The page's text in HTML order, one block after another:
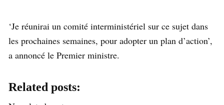
‘Je réunirai un comité interministériel sur ce sujet dans
les prochaines semaines, pour adopter un plan d’action’,
a annoncé le Premier ministre.
Related posts: